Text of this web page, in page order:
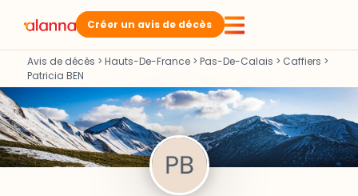
Créer un avis de décès
Avis de décès > Hauts-De-France > Pas-De-Calais > Caffiers >
Patricia BEN